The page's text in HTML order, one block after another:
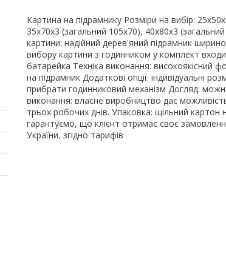
Картина на підрамнику Розміри на вибір:
35x70x3 (загальний 105x70), 40x80x3
картини: надійний дерев'яний підрамник
вибору картини з годинником у комплект
батарейка Техніка виконання: високоякісний
на підрамник Додаткові опції: індивідуальні
прибрати годинниковий механізм Догляд:
виконання: власне виробництво дає
трьох робочих днів. Упаковка: щільний
гарантуємо, що клієнт отримає своє
України, згідно тарифів